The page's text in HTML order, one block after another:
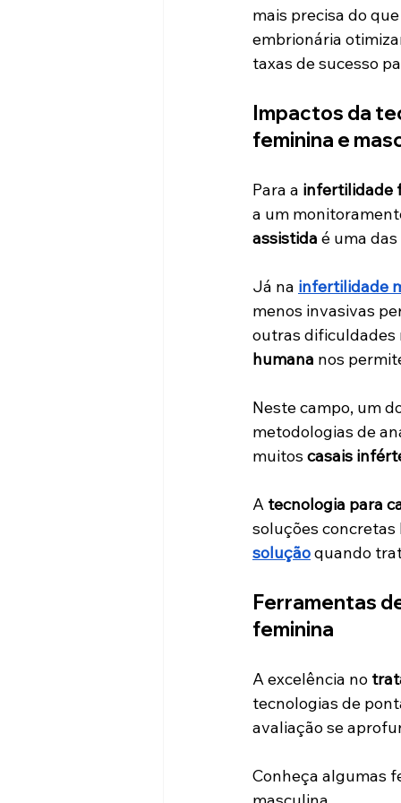
mais precisa do
embrionária
taxas de sucesso
Impactos da
feminina e
Para a infertilidade
a um
assistida é uma
Já na infertilidade
menos invasivas
outras dificuldades
humana nos
Neste campo, um
metodologias de
muitos casais
A tecnologia para
soluções concretas
solução quando
Ferramentas
feminina
A excelência no
tecnologias de
avaliação se
Conheça algumas